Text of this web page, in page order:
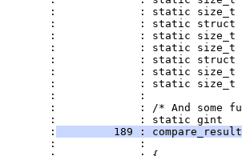
:             : static
:             : static
:             : static
:             : static
:             : static
:             : static
:             : static
:             :
:             : /* And some
:             : static gint
:
189 :
:             :